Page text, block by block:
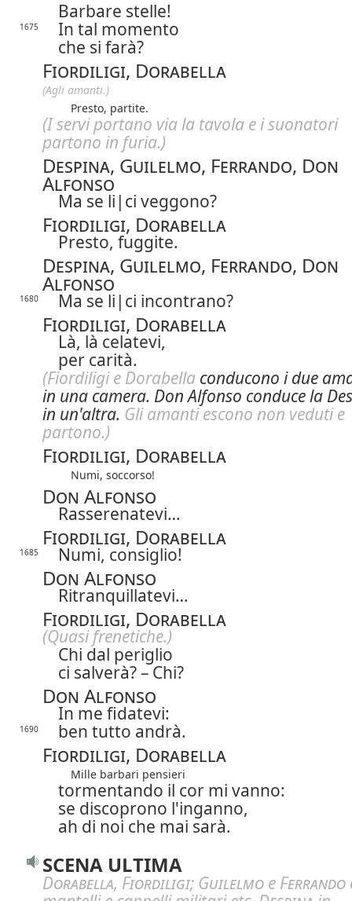
Barbare stelle!
1675
In tal momento
che si farà?
Fiordiligi, Dorabella
(Agli amanti.)
Presto, partite.
(I servi portano via la tavola e i suonatori
partono in furia.)
Despina, Guilelmo, Ferrando, Don
Alfonso
Ma se li| ci veggono?
Fiordiligi, Dorabella
Presto, fuggite.
Despina, Guilelmo, Ferrando, Don
Alfonso
1680 Ma se li| ci incontrano?
Fiordiligi, Dorabella
Là, là celatevi,
per carità.
(Fiordiligi e Dorabella conducono i due
in una camera. Don Alfonso conduce la
in un'altra. Gli amanti escono non veduti e
partono.)
Fiordiligi, Dorabella
Numi, soccorso!
Don Alfonso
Rasserenatevi…
Fiordiligi, Dorabella
1685 Numi, consiglio!
Don Alfonso
Ritranquillatevi…
Fiordiligi, Dorabella
(Quasi frenetiche.)
Chi dal periglio
ci salverà? – Chi?
Don Alfonso
In me fidatevi:
1690 ben tutto andrà.
Fiordiligi, Dorabella
Mille barbari pensieri
tormentando il cor mi vanno:
se discoprono l'inganno,
ah di noi che mai sarà.
SCENA ULTIMA
Dorabella, Fiordiligi; Guilelmo e Ferrando